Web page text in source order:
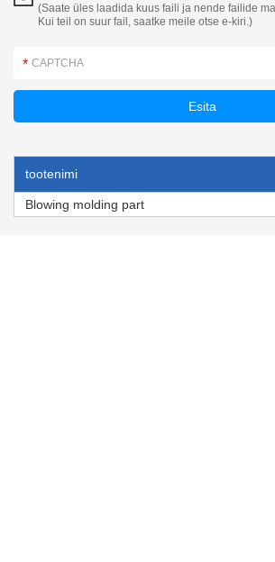
(Saate üles laadida kuus faili ja nende failide
Kui teil on suur fail, saatke meile otse e-kiri.)
tootenimi
Blowing molding part